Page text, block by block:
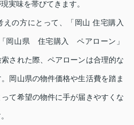
実味を帯びてきます。
えの方にとって、「岡山 住宅購入
岡山県 住宅購入 ペアローン」
された際、ペアローンは合理的な
岡山県の物件価格や生活費を踏ま
て希望の物件に手が届きやすくな